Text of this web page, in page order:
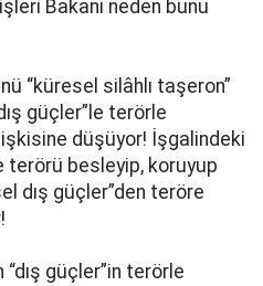
Bakanı neden bunu
“küresel silâhlı taşeron”
güçler”le terörle
düşüyor! İşgalindeki
besleyip, koruyup
dış güçler”den teröre
güçler”in terörle